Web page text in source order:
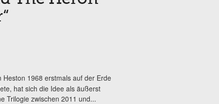
Heston 1968 erstmals auf der Erde
hat sich die Idee als äußerst
Trilogie zwischen 2011 und...